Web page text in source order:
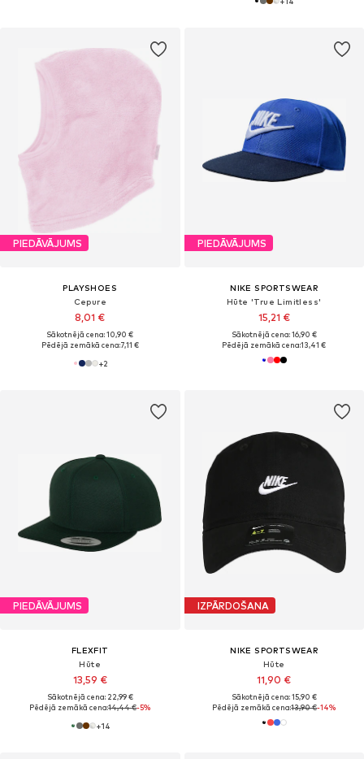
PIEDĀVĀJUMS
PLAYSHOES
Cepure
8,01 €
Sākotnējā cena: 10,90 €
Pēdējā zemākā cena:7,11 €
+2
PIEDĀVĀJUMS
NIKE SPORTSWEAR
Hūte 'True Limitless'
15,21 €
Sākotnējā cena: 16,90 €
Pēdējā zemākā cena:13,41 €
PIEDĀVĀJUMS
FLEXFIT
Hūte
13,59 €
Sākotnējā cena: 22,99 €
Pēdējā zemākā cena:14,44 €-5%
+14
IZPĀRDOŠANA
NIKE SPORTSWEAR
Hūte
11,90 €
Sākotnējā cena: 15,90 €
Pēdējā zemākā cena:13,90 €-14%